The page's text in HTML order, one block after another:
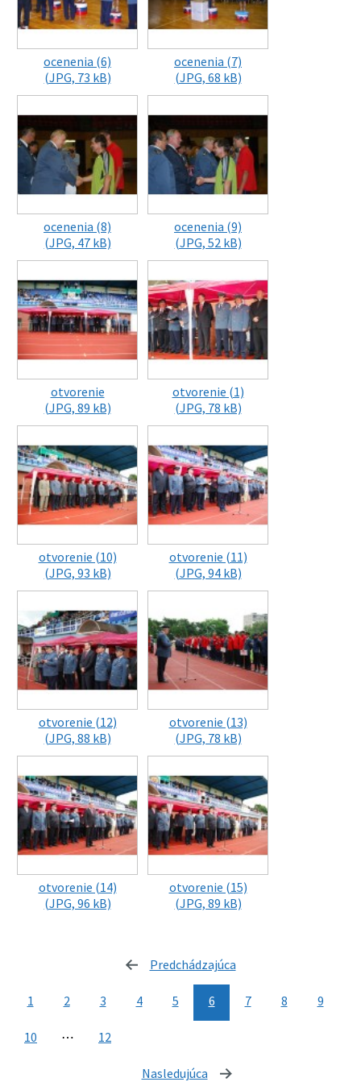
ocenenia (6)
(JPG, 73 kB)
ocenenia (7)
(JPG, 68 kB)
ocenenia (8)
(JPG, 47 kB)
ocenenia (9)
(JPG, 52 kB)
otvorenie
(JPG, 89 kB)
otvorenie (1)
(JPG, 78 kB)
otvorenie (10)
(JPG, 93 kB)
otvorenie (11)
(JPG, 94 kB)
otvorenie (12)
(JPG, 88 kB)
otvorenie (13)
(JPG, 78 kB)
otvorenie (14)
(JPG, 96 kB)
otvorenie (15)
(JPG, 89 kB)
Predchádzajúca
1 2 3 4 5 6 7 8 9
10 ⋯ 12
Nasledujúca stránka